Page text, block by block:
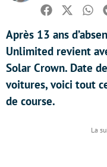
Facebook
Twitter
Après 13 ans
Unlimited revient
Solar Crown. Date
voitures, voici tout
de course.